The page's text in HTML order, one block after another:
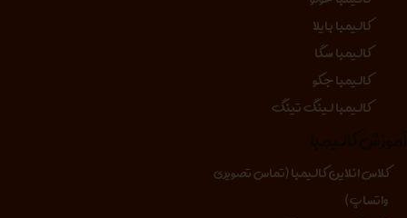
کالیمبا بایلا
کالیمبا سگا
کالیمبا جکو
کالیمبا لینگ تینگ
کلاس انلاین کالیمبا (تماس تصویری
واتساپ)